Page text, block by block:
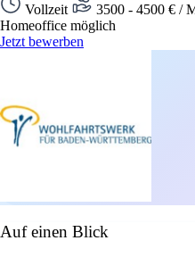
Vollzeit 3500 - 4500 € /
Homeoffice möglich
Jetzt bewerben
Auf einen Blick